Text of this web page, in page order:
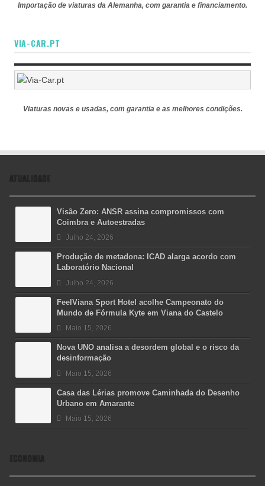
Importação de viaturas da Alemanha, com garantia e financiamento.
VIA-CAR.PT
Viaturas novas e usadas, com garantia e as melhores condições.
ATUALIDADE
Visão Zero: ANSR assina compromissos com
Coimbra e Autoestradas
Julho 24, 2026
Produção de metadona: ICAD alarga acordo com
Laboratório Nacional
Julho 24, 2026
FeelViana Sport Hotel acolhe Campeonato do
Mundo de Fórmula Kyte em Viana do Castelo
Maio 15, 2026
Nova UNO analisa a desordem global e o risco da
desinformação
Maio 15, 2026
Casa das Lérias promove Caminhada do Desenho
Urbano em Amarante
Maio 15, 2026
ECONOMIA